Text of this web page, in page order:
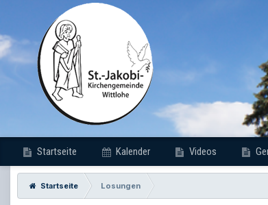
Startseite Kalender Videos
Startseite
Losungen